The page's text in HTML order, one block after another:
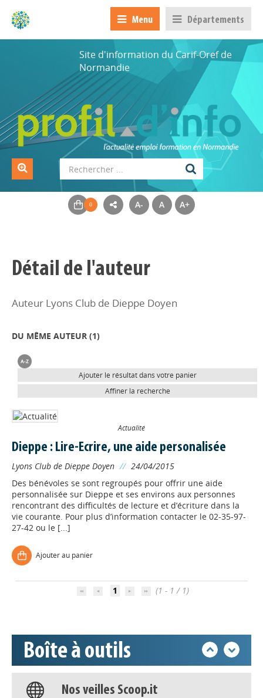
Menu Départements
Site d'information du Carif-Oref de
Normandie
A- A A+
Détail de l'auteur
Auteur Lyons Club de Dieppe Doyen
DU MÊME AUTEUR (1)
Ajouter le résultat dans votre panier
Affiner la recherche
Actualité
Dieppe : Lire-Ecrire, une aide personalisée
Lyons Club de Dieppe Doyen // 24/04/2015
Des bénévoles se sont regroupés pour offrir une aide
personnalisée sur Dieppe et ses environs aux personnes
rencontrant des difficultés de lecture et d’écriture dans la
vie courante. Pour plus d’information contacter le 02-35-97-
27-42 ou le [...]
Ajouter au panier
1 (1 - 1 / 1)
Boîte à outils
Appels à projets
Base documentaire
Nos veilles Scoop.it